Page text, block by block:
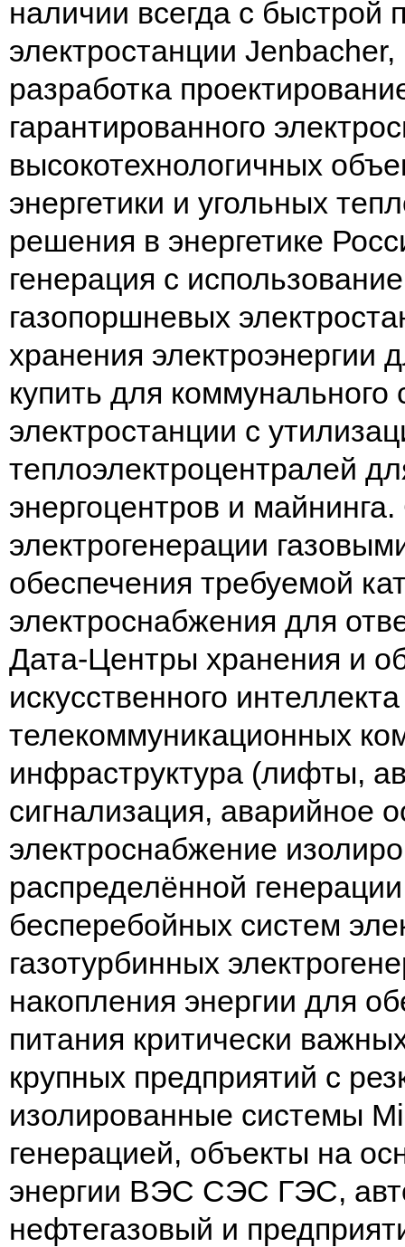
наличии всегда с быстрой
электростанции
разработка
гарантированного
высокотехнологичных
энергетики и угольных
решения в энергетике
генерация с
газопоршневых
хранения
купить для коммунального
электростанции с
теплоэлектроцентралей
энергоцентров и
электрогенерации
обеспечения требуемой
электроснабжения для
Дата-Центры хранения и
искусственного
телекоммуникационных
инфраструктура (лифты,
сигнализация, аварийное
электроснабжение
распределённой
бесперебойных систем
газотурбинных
накопления энергии для
питания критически
крупных предприятий с
изолированные системы
генерацией, объекты на
энергии ВЭС СЭС ГЭС,
нефтегазовый и